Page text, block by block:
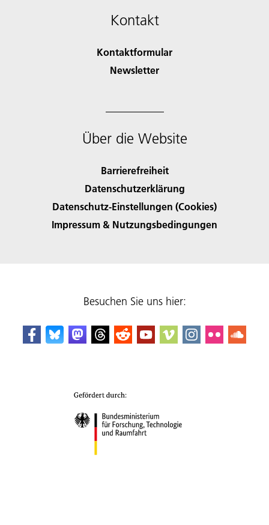
Kontakt
Kontaktformular
Newsletter
Über die Website
Barrierefreiheit
Datenschutzerklärung
Datenschutz-Einstellungen (Cookies)
Impressum & Nutzungsbedingungen
Besuchen Sie uns hier: